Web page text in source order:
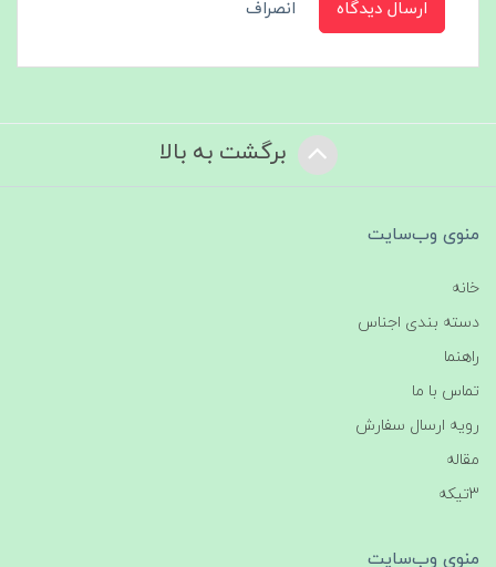
ارسال دیدگاه انصراف
برگشت به بالا
منوی وب‌سایت
خانه
دسته بندی اجناس
راهنما
تماس با ما
رویه ارسال سفارش
مقاله
3تیکه
منوی وب‌سایت